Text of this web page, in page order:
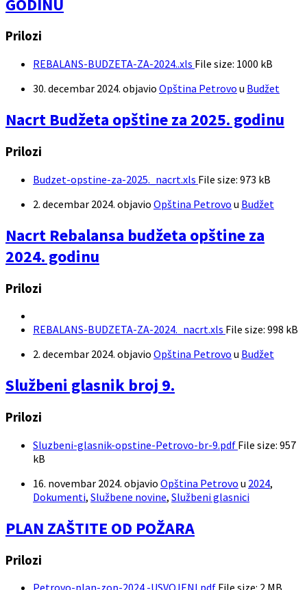
Prilozi
REBALANS-BUDZETA-ZA-2024..xls File size: 1000 kB
30. decembar 2024. objavio Opština Petrovo u Budžet
Nacrt Budžeta opštine za 2025. godinu
Prilozi
Budzet-opstine-za-2025._nacrt.xls File size: 973 kB
2. decembar 2024. objavio Opština Petrovo u Budžet
Nacrt Rebalansa budžeta opštine za
2024. godinu
Prilozi
REBALANS-BUDZETA-ZA-2024._nacrt.xls File size: 998 kB
2. decembar 2024. objavio Opština Petrovo u Budžet
Službeni glasnik broj 9.
Prilozi
Sluzbeni-glasnik-opstine-Petrovo-br-9.pdf File size: 957
kB
16. novembar 2024. objavio Opština Petrovo u 2024,
Dokumenti, Službene novine, Službeni glasnici
PLAN ZAŠTITE OD POŽARA
Prilozi